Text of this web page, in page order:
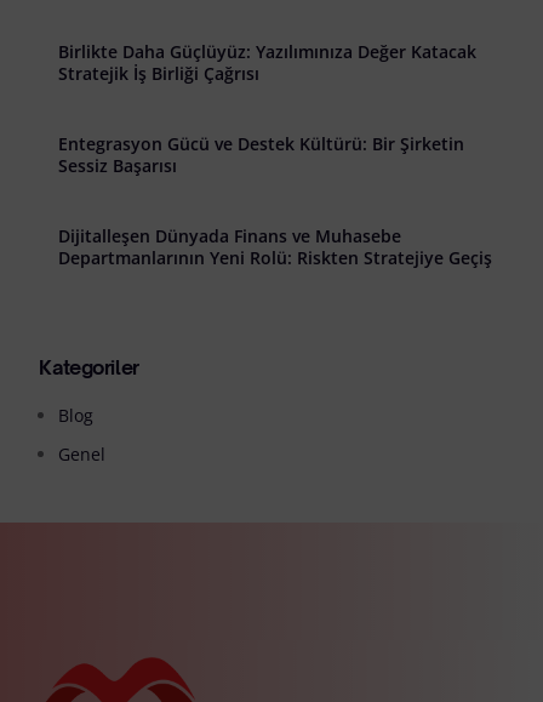
Birlikte Daha Güçlüyüz: Yazılımınıza Değer Katacak
Stratejik İş Birliği Çağrısı
Entegrasyon Gücü ve Destek Kültürü: Bir Şirketin
Sessiz Başarısı
Dijitalleşen Dünyada Finans ve Muhasebe
Departmanlarının Yeni Rolü: Riskten Stratejiye Geçiş
Kategoriler
Blog
Genel